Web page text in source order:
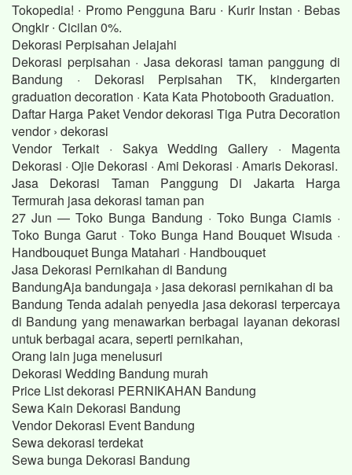
Tokopedia! ∙ Promo Pengguna Baru ∙ Kurir Instan ∙ Bebas
Ongkir ∙ Cicilan 0%.
Dekorasi Perpisahan Jelajahi
Dekorasi perpisahan · Jasa dekorasi taman panggung di
Bandung · Dekorasi Perpisahan TK, kindergarten
graduation decoration · Kata Kata Photobooth Graduation.
Daftar Harga Paket Vendor dekorasi Tiga Putra Decoration
vendor › dekorasi
Vendor Terkait · Sakya Wedding Gallery · Magenta
Dekorasi · Ojie Dekorasi · Ami Dekorasi · Amaris Dekorasi.
Jasa Dekorasi Taman Panggung Di Jakarta Harga
Termurah jasa dekorasi taman pan
27 Jun — Toko Bunga Bandung · Toko Bunga Ciamis ·
Toko Bunga Garut · Toko Bunga Hand Bouquet Wisuda ·
Handbouquet Bunga Matahari · Handbouquet
Jasa Dekorasi Pernikahan di Bandung
BandungAja bandungaja › jasa dekorasi pernikahan di ba
Bandung Tenda adalah penyedia jasa dekorasi terpercaya
di Bandung yang menawarkan berbagai layanan dekorasi
untuk berbagai acara, seperti pernikahan,
Orang lain juga menelusuri
Dekorasi Wedding Bandung murah
Price List dekorasi PERNIKAHAN Bandung
Sewa Kain Dekorasi Bandung
Vendor Dekorasi Event Bandung
Sewa dekorasi terdekat
Sewa bunga Dekorasi Bandung